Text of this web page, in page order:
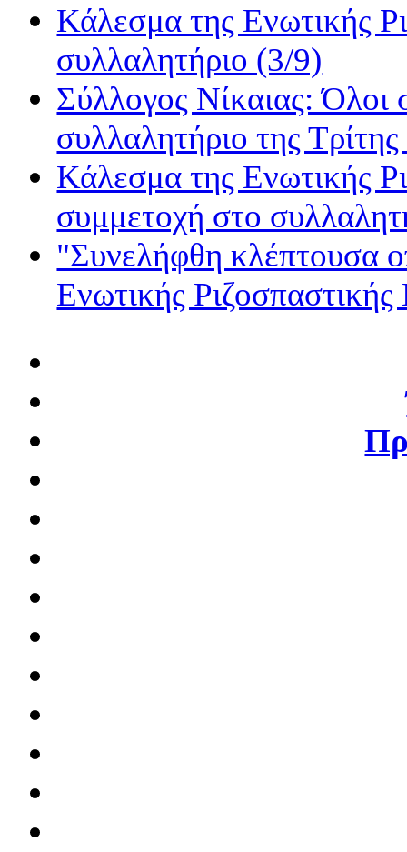
Κάλεσμα της Ενωτικής
συλλαλητήριο (3/9)
Σύλλογος Νίκαιας: Όλοι
συλλαλητήριο της
Κάλεσμα της Ενωτικής
συμμετοχή στο
"Συνελήφθη κλέπτουσα
Ενωτικής